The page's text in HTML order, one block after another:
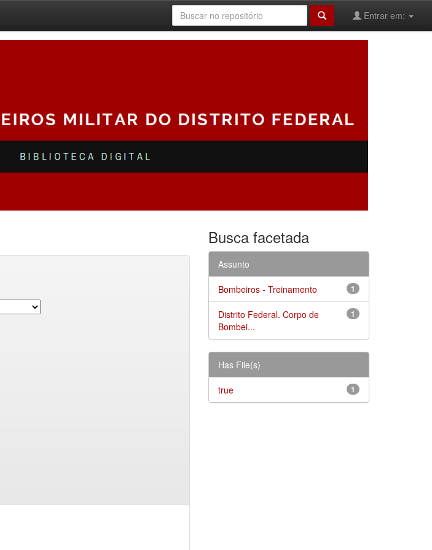
Entrar em:
Busca facetada
Assunto
1
Bombeiros - Treinamento
1
Distrito Federal. Corpo de
Bombei...
Has File(s)
1
true